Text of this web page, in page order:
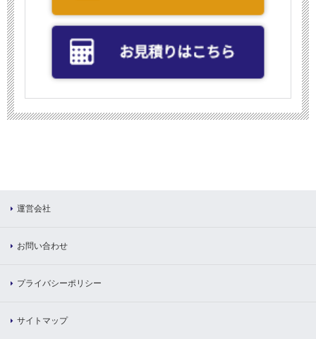
運営会社
お問い合わせ
プライバシーポリシー
サイトマップ